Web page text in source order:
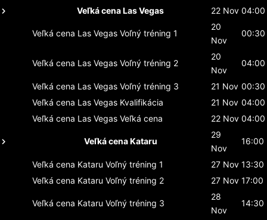
Veľká cena Las Vegas
22 Nov 04:00
Veľká cena Las Vegas Voľný tréning 1
20
Nov
00:30
Veľká cena Las Vegas Voľný tréning 2
20
Nov
04:00
Veľká cena Las Vegas Voľný tréning 3 21 Nov 00:30
Veľká cena Las Vegas Kvalifikácia 21 Nov 04:00
Veľká cena Las Vegas Veľká cena 22 Nov 04:00
Veľká cena Kataru
29
Nov
16:00
Veľká cena Kataru Voľný tréning 1 27 Nov 13:30
Veľká cena Kataru Voľný tréning 2 27 Nov 17:00
Veľká cena Kataru Voľný tréning 3
28
Nov
14:30